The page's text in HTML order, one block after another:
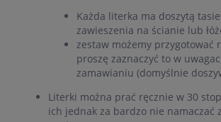
Każda literka ma doszytą
zawieszenia na ścianie lub
zestaw możemy przygotować
proszę zaznaczyć to w
zamawianiu (domyślnie
Literki można prać ręcznie w 30
ich jednak za bardzo nie namaczać